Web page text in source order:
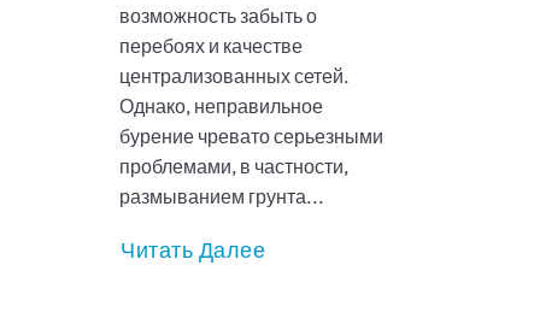
возможность забыть о
перебоях и качестве
централизованных сетей.
Однако, неправильное
бурение чревато серьезными
проблемами, в частности,
размыванием грунта...
Читать Далее